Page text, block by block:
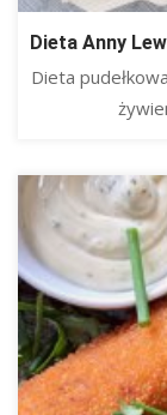
Dieta Anny
Dieta